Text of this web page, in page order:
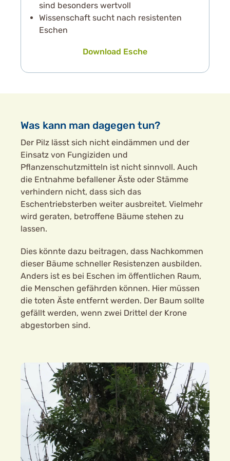
sind besonders wertvoll
Wissenschaft sucht nach resistenten
Eschen
Download Esche
Was kann man dagegen tun?
Der Pilz lässt sich nicht eindämmen und der
Einsatz von Fungiziden und
Pflanzenschutzmitteln ist nicht sinnvoll. Auch
die Entnahme befallener Äste oder Stämme
verhindern nicht, dass sich das
Eschentriebsterben weiter ausbreitet. Vielmehr
wird geraten, betroffene Bäume stehen zu
lassen.
Dies könnte dazu beitragen, dass Nachkommen
dieser Bäume schneller Resistenzen ausbilden.
Anders ist es bei Eschen im öffentlichen Raum,
die Menschen gefährden können. Hier müssen
die toten Äste entfernt werden. Der Baum sollte
gefällt werden, wenn zwei Drittel der Krone
abgestorben sind.